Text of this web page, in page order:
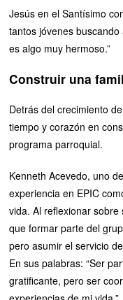
Jesús en el Santísimo
tantos jóvenes
es algo muy hermoso.”
Construir una
Detrás del crecimiento
tiempo y corazón en
programa parroquial.
Kenneth Acevedo, uno
experiencia en EPIC
vida. Al reflexionar
que formar parte del
pero asumir el servicio
En sus palabras: “Ser
gratificante, pero ser